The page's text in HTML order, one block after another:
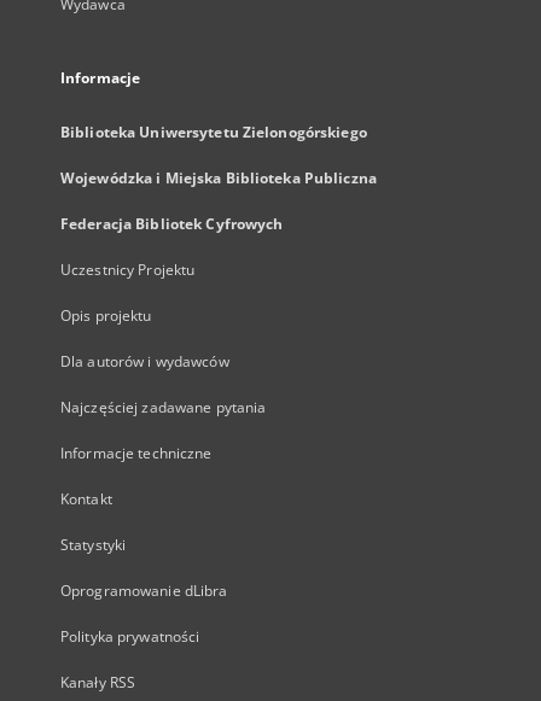
Wydawca
Informacje
Biblioteka Uniwersytetu Zielonogórskiego
Wojewódzka i Miejska Biblioteka Publiczna
Federacja Bibliotek Cyfrowych
Uczestnicy Projektu
Opis projektu
Dla autorów i wydawców
Najczęściej zadawane pytania
Informacje techniczne
Kontakt
Statystyki
Oprogramowanie dLibra
Polityka prywatności
Kanały RSS